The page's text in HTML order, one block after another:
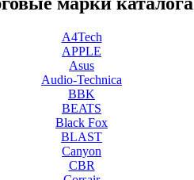
A4Tech
APPLE
Asus
Audio-Technica
BBK
BEATS
Black Fox
BLAST
Canyon
CBR